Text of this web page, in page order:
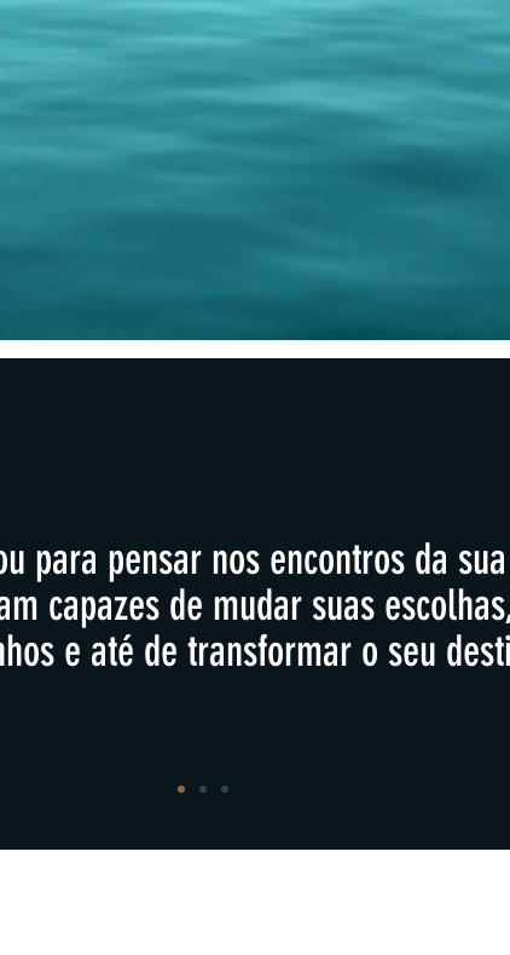
para pensar nos encontros da
capazes de mudar suas
e até de transformar o seu